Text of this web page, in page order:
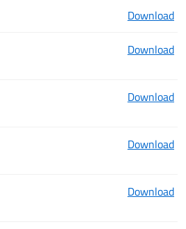
Download
Download
Download
Download
Download